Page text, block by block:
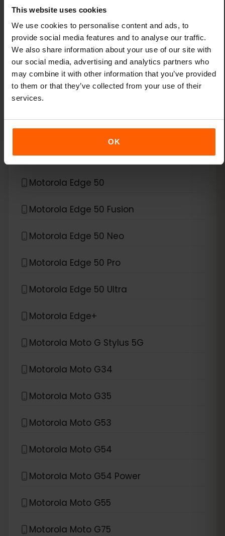
This website uses cookies
We use cookies to personalise content and ads, to
provide social media features and to analyse our traffic.
We also share information about your use of our site with
our social media, advertising and analytics partners who
may combine it with other information that you’ve provided
to them or that they’ve collected from your use of their
services.
OK
Xiaomi Redmi Note 11 Pro 5G
Xiaomi Redmi Note 13 Pro
Xiaomi Redmi Note 13 Pro Plus
eSIM 호환 기기
Motorola Edge 40 Neo
Motorola Edge 40 Pro
Motorola Edge 50
Motorola Edge 50 Fusion
Motorola Edge 50 Neo
Motorola Edge 50 Pro
Motorola Edge 50 Ultra
Motorola Edge+
Motorola Moto G Stylus 5G
Motorola Moto G34
Motorola Moto G35
Motorola Moto G53
Motorola Moto G54
Motorola Moto G54 Power
Motorola Moto G55
Motorola Moto G75